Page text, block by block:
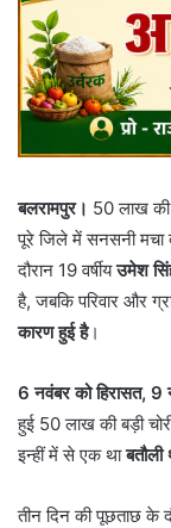
बलरामपुर। 50 लाख की
पूरे जिले में सनसनी मचा
दौरान 19 वर्षीयउमेश
है, जबकि परिवार और
कारण हुई है।
6 नवंबर को हिरासत, 9
हुई 50 लाख की बड़ी
इन्हीं में से एक था
तीन दिन की पूछताछ के